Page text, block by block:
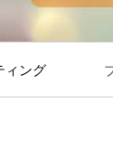
ィング